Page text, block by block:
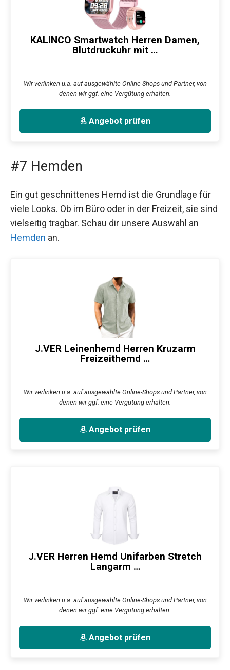
KALINCO Smartwatch Herren Damen,
Blutdruckuhr mit …
Wir verlinken u.a. auf ausgewählte Online-Shops und Partner, von
denen wir ggf. eine Vergütung erhalten.
Angebot prüfen
#7 Hemden
Ein gut geschnittenes Hemd ist die Grundlage für
viele Looks. Ob im Büro oder in der Freizeit, sie sind
vielseitig tragbar. Schau dir unsere Auswahl an
Hemden an.
J.VER Leinenhemd Herren Kruzarm
Freizeithemd …
Wir verlinken u.a. auf ausgewählte Online-Shops und Partner, von
denen wir ggf. eine Vergütung erhalten.
Angebot prüfen
J.VER Herren Hemd Unifarben Stretch
Langarm …
Wir verlinken u.a. auf ausgewählte Online-Shops und Partner, von
denen wir ggf. eine Vergütung erhalten.
Angebot prüfen